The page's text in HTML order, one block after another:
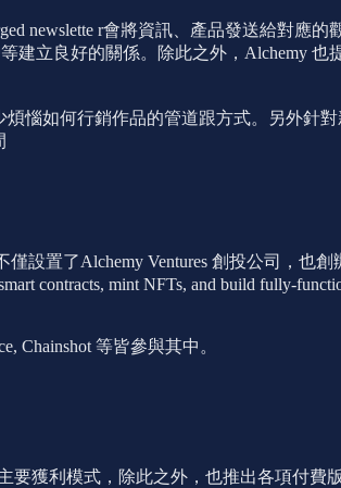
newslette r會將資訊、產品發送給對應
建立良好的關係。除此之外，Alchemy 也
惱如何行銷作品的管道跟方式。另外針對
設置了Alchemy Ventures 創投公司，也創
mint NFTs, and build fully-
Chainshot 等皆參與其中。
要獲利模式，除此之外，也推出各項付費